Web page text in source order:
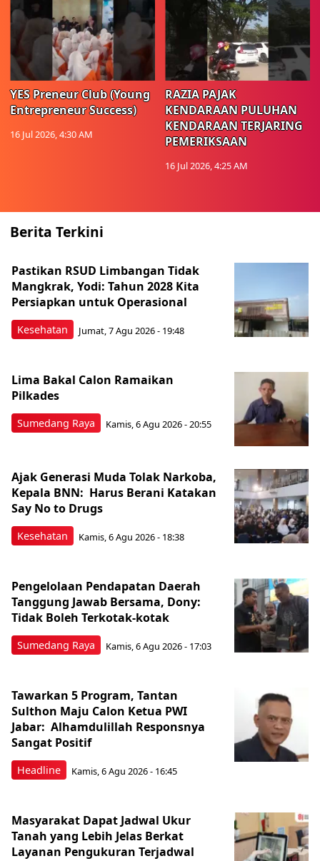
YES Preneur Club (Young
Entrepreneur Success)
16 Jul 2026, 4:30 AM
RAZIA PAJAK
KENDARAAN PULUHAN
KENDARAAN TERJARING
PEMERIKSAAN
16 Jul 2026, 4:25 AM
Berita Terkini
Kesehatan
Pastikan RSUD Limbangan Tidak
Mangkrak, Yodi: Tahun 2028 Kita
Persiapkan untuk Operasional
Jumat, 7 Agu 2026 - 19:48
Sumedang Raya
Lima Bakal Calon Ramaikan
Pilkades
Kamis, 6 Agu 2026 - 20:55
Kesehatan
Ajak Generasi Muda Tolak Narkoba,
Kepala BNN: Harus Berani Katakan
Say No to Drugs
Kamis, 6 Agu 2026 - 18:38
Sumedang Raya
Pengelolaan Pendapatan Daerah
Tanggung Jawab Bersama, Dony:
Tidak Boleh Terkotak-kotak
Kamis, 6 Agu 2026 - 17:03
Headline
Tawarkan 5 Program, Tantan
Sulthon Maju Calon Ketua PWI
Jabar: Alhamdulillah Responsnya
Sangat Positif
Kamis, 6 Agu 2026 - 16:45
Masyarakat Dapat Jadwal Ukur
Tanah yang Lebih Jelas Berkat
Layanan Pengukuran Terjadwal